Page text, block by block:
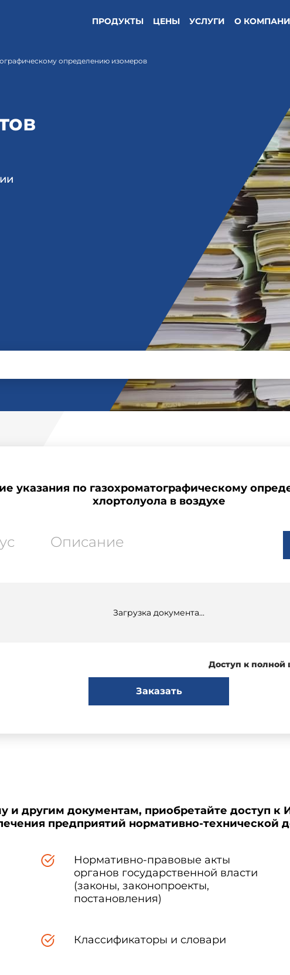
ПРОДУКТЫ ЦЕНЫ УСЛУГИ О
определению изомеров
указания по газохроматографическому
хлортолуола в воздухе
Описание
Загрузка документа...
Доступ к полной
Заказать
и другим документам, приобретайте доступ к
предприятий нормативно-технической
Нормативно-правовые акты
органов государственной власти
(законы, законопроекты,
постановления)
Классификаторы и словари